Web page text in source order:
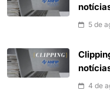
5 de
4 de